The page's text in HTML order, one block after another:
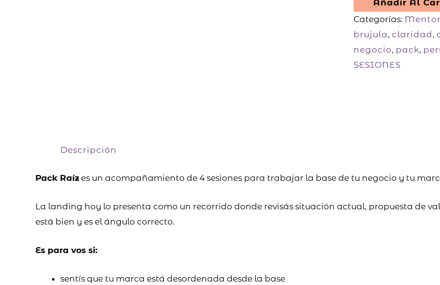
Añadir Al
Categorías:
brujula , claridad ,
negocio, pack,
SESIONES
Descripción
Pack Raíz es un acompañamiento de 4 sesiones para trabajar la base de tu negocio y tu
La landing hoy lo presenta como un recorrido donde revisás situación actual, propuesta de
está bien y es el ángulo correcto.
Es para vos si:
sentís que tu marca está desordenada desde la base